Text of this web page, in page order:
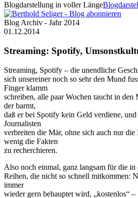
Blogdarstellung in voller Länge
Blog Archiv - Jahr 2014
01.12.2014
Streaming: Spotify,
Streaming, Spotify – die unendliche
sich unsereiner noch so sehr den Mund
Finger klamm
schreiben, alle paar Wochen taucht in
der barmt,
daß er bei Spotify kein Geld verdiene,
Journalisten
verbreiten die Mär, ohne sich auch nur die
wenig die Fakten
zu recherchieren.
Also noch einmal, ganz langsam für die in
Reihen, die nicht so schnell mitkommen:
immer
wieder gern behauptet wird, „kostenlos“